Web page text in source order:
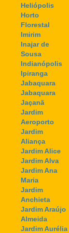
Heliópolis
Horto
Florestal
Imirim
Inajar de
Sousa
Indianópolis
Ipiranga
Jabaquara
Jabaquara
Jaçanã
Jardim
Aeroporto
Jardim
Aliança
Jardim Alice
Jardim Alva
Jardim Ana
Maria
Jardim
Anchieta
Jardim Araújo
Almeida
Jardim Aurélia